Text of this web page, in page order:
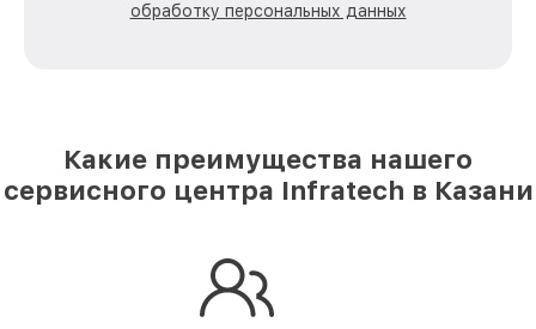
обработку персональных данных
Какие преимущества нашего
сервисного центра Infratech в Казани